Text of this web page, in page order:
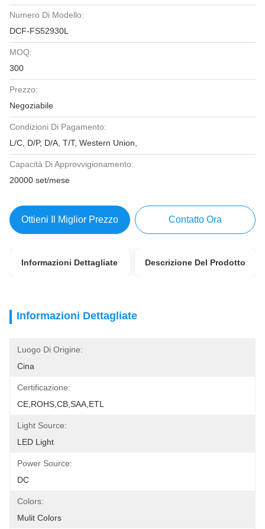
Numero Di Modello:
DCF-FS52930L
MOQ:
300
Prezzo:
Negoziabile
Condizioni Di Pagamento:
L/C, D/P, D/A, T/T, Western Union,
Capacità Di Approvvigionamento:
20000 set/mese
Ottieni Il Miglior Prezzo Contatto Ora
Informazioni Dettagliate Descrizione Del Prodotto
Informazioni Dettagliate
Luogo Di Origine:
Cina
Certificazione:
CE,ROHS,CB,SAA,ETL
Light Source:
LED Light
Power Source:
DC
Colors:
Mulit Colors